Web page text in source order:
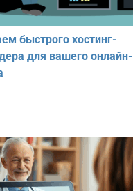
быстрого хостинг-
для вашего онлайн-